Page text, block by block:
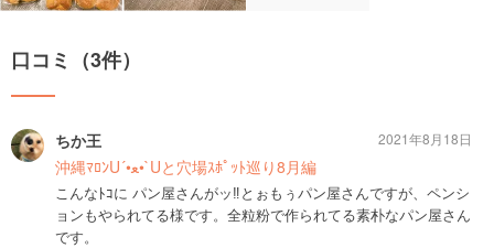
口コミ（3件）
ちか王
沖縄ﾏﾛﾝU´•ﻌ•`Uと穴場ｽﾎﾟｯﾄ巡り8月編
こんなﾄｺに パン屋さんがッ‼️とぉもぅパン屋さんですが、ペンシ
ョンもやられてる様です。全粒粉で作られてる素朴なパン屋さん
です。
2021年8月18日